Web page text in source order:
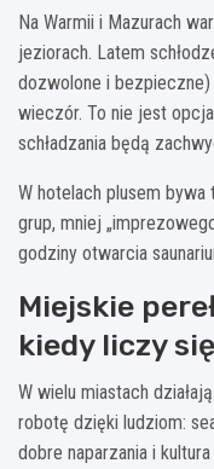
Na Warmii i Mazurach
jeziorach. Latem
dozwolone i bezpieczne)
wieczór. To nie jest
schładzania będą
W hotelach plusem
grup, mniej
godziny otwarcia
Miejskie
kiedy liczy
W wielu miastach
robotę dzięki ludziom:
dobre naparzania i